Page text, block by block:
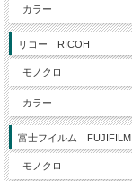
カラー
リコー RICOH
モノクロ
カラー
富士フイルム FUJIFILM
モノクロ